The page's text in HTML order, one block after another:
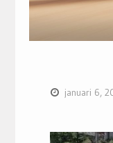
januari 6,